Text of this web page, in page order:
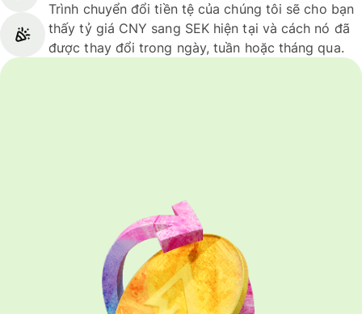
Trình chuyển đổi tiền tệ của chúng tôi sẽ cho bạn
thấy tỷ giá CNY sang SEK hiện tại và cách nó đã
được thay đổi trong ngày, tuần hoặc tháng qua.